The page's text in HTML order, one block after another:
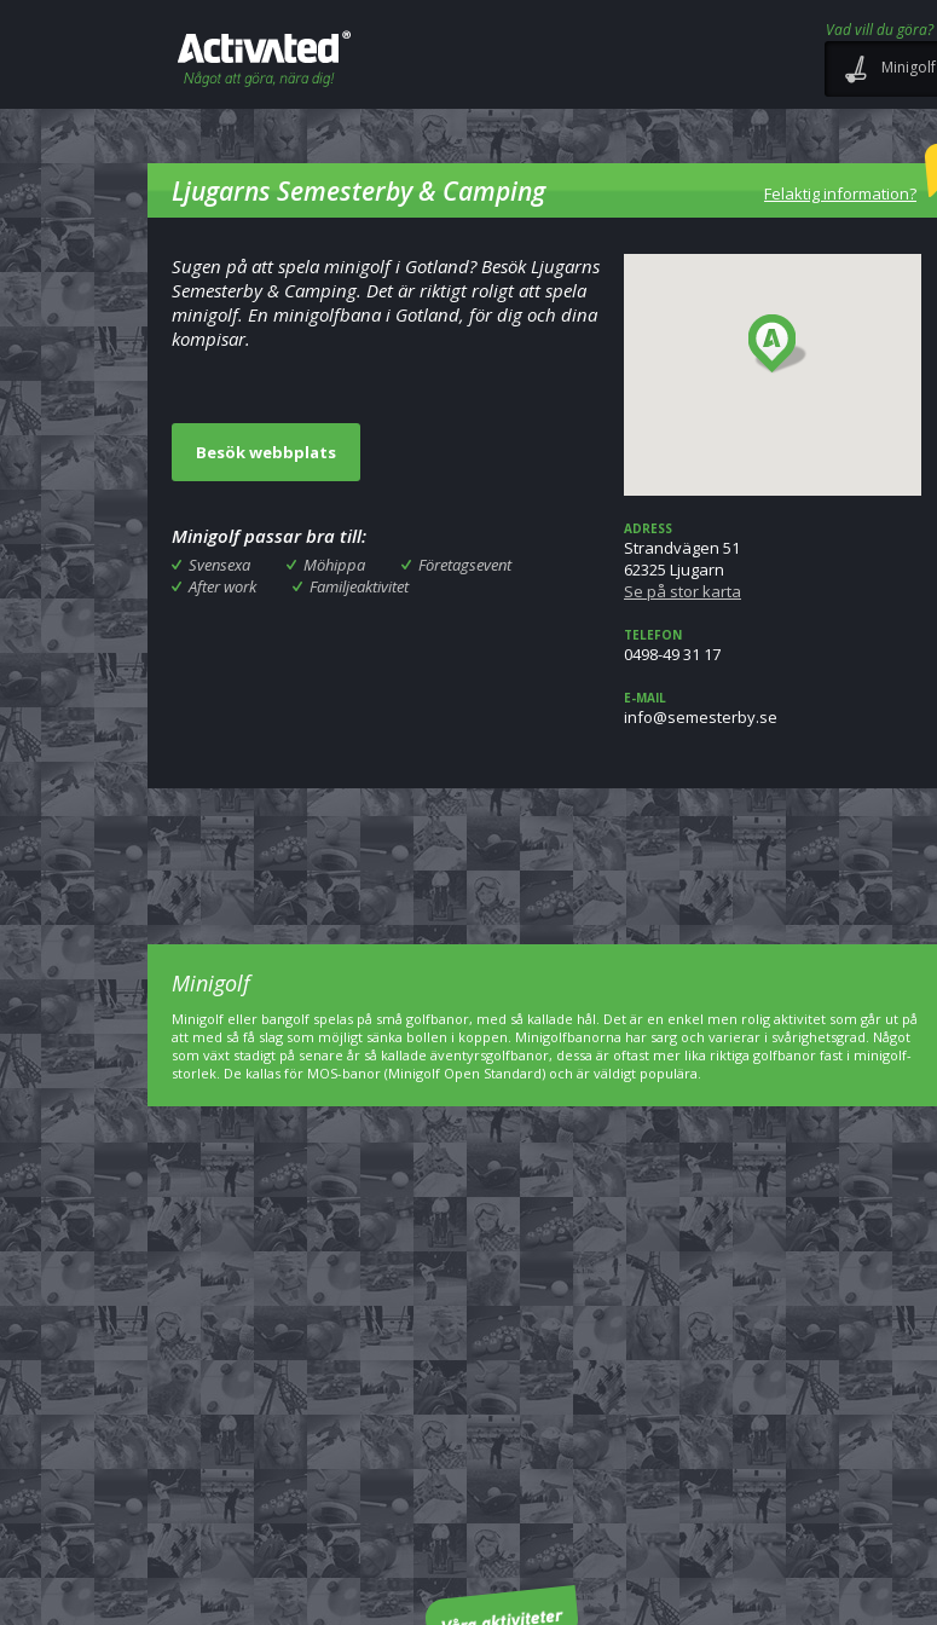
Vad vill du göra?
Minigolf
Ljugarns Semesterby & Camping Felaktig information?
Sugen på att spela minigolf i Gotland? Besök Ljugarns
Semesterby & Camping. Det är riktigt roligt att spela
minigolf. En minigolfbana i Gotland, för dig och dina
kompisar.
Besök webbplats
Minigolf passar bra till:
Svensexa Möhippa
Företagsevent
After work
Familjeaktivitet
ADRESS
Strandvägen 51
62325 Ljugarn
Se på stor karta
TELEFON
0498-49 31 17
E-MAIL
es.ybretsemes@ofni
Minigolf
Minigolf eller bangolf spelas på små golfbanor, med så kallade hål. Det är en enkel men rolig aktivitet som går ut på
att med så få slag som möjligt sänka bollen i koppen. Minigolfbanorna har sarg och varierar i svårighetsgrad. Något
som växt stadigt på senare år så kallade äventyrsgolfbanor, dessa är oftast mer lika riktiga golfbanor fast i minigolf-
storlek. De kallas för MOS-banor (Minigolf Open Standard) och är väldigt populära.